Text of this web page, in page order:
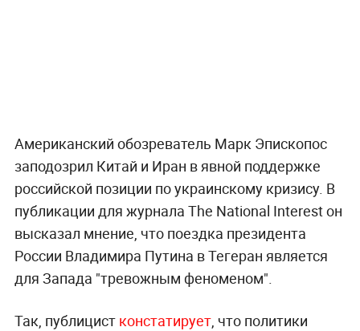
Американский обозреватель Марк Эпископос
заподозрил Китай и Иран в явной поддержке
российской позиции по украинскому кризису. В
публикации для журнала The National Interest он
высказал мнение, что поездка президента
России Владимира Путина в Тегеран является
для Запада "тревожным феноменом".
Так, публицист констатирует, что политики